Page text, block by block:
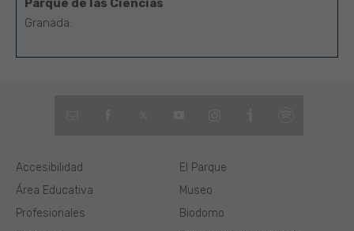
Parque de las Ciencias
Granada.
El Parque
Museo
Biodomo
Área Educativa
Profesionales
Accesibilidad